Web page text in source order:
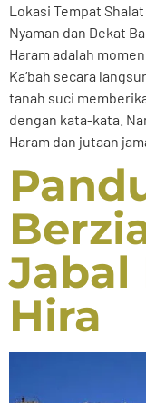
Lokasi Tempat
Nyaman dan Dekat
Haram adalah
Ka’bah secara
tanah suci
dengan kata-kata.
Haram dan jutaan
Jabal
Hira